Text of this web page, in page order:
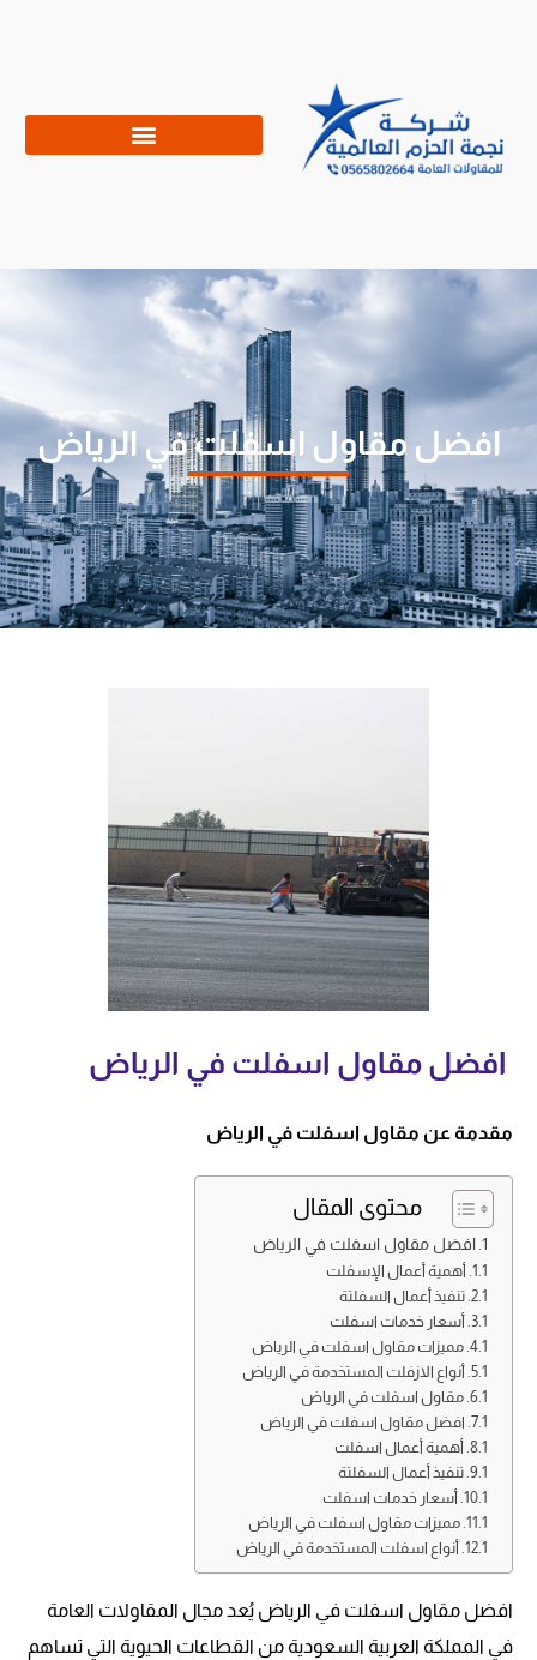
افضل مقاول اسفلت في الرياض
افضل مقاول اسفلت في الرياض
مقدمة عن مقاول اسفلت في الرياض
محتوى المقال
افضل مقاول اسفلت في الرياض
أهمية أعمال الإسفلت
تنفيذ أعمال السفلتة
أسعار خدمات اسفلت
مميزات مقاول اسفلت في الرياض
أنواع الازفلت المستخدمة في الرياض
مقاول اسفلت في الرياض
افضل مقاول اسفلت في الرياض
أهمية أعمال اسفلت
تنفيذ أعمال السفلتة
أسعار خدمات اسفلت
مميزات مقاول اسفلت في الرياض
أنواع اسفلت المستخدمة في الرياض
افضل مقاول اسفلت في الرياض يُعد مجال المقاولات العامة
في المملكة العربية السعودية من القطاعات الحيوية التي تساهم